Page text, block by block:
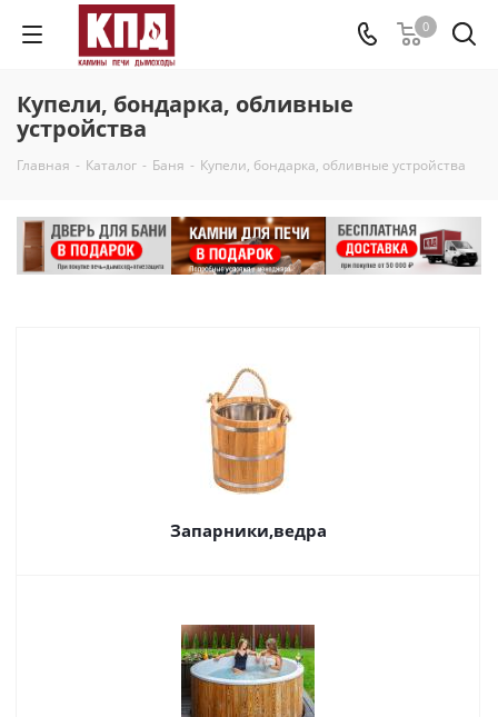
0
Купели, бондарка, обливные
устройства
Главная - Каталог - Баня - Купели, бондарка, обливные устройства
Запарники,ведра